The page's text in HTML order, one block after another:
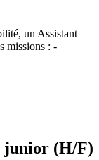
un Assistant
missions : -
junior (H/F)